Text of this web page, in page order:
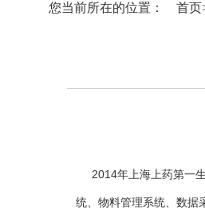
您当前所在的位置： 首页
2014年上海上药第一
统、物料管理系统、数据